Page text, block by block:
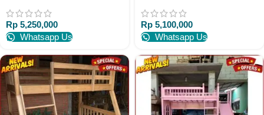
Furniture Indonesia
Rp 5,250,000
Whatsapp Us
Platinumliving Furniture
Indonesia
Rp 5,100,000
Whatsapp Us